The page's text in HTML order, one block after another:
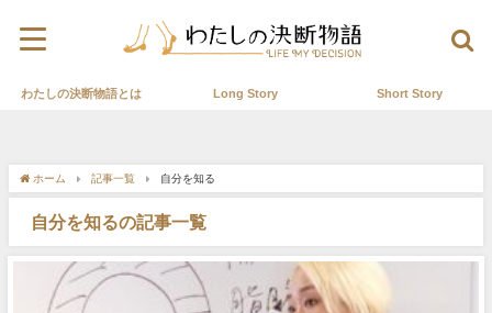
わたしの決断物語とは Long Story Short Story
ホーム 記事一覧 自分を知る
自分を知るの記事一覧